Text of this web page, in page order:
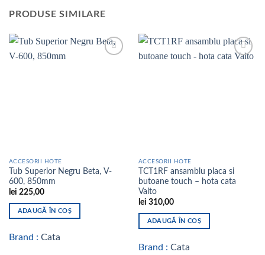
PRODUSE SIMILARE
ACCESORII HOTE
Tub Superior Negru Beta, V-
600, 850mm
lei 225,00
ADAUGĂ ÎN COȘ
Brand : Cata
ACCESORII HOTE
TCT1RF ansamblu placa si
butoane touch – hota cata
Valto
lei 310,00
ADAUGĂ ÎN COȘ
Brand : Cata